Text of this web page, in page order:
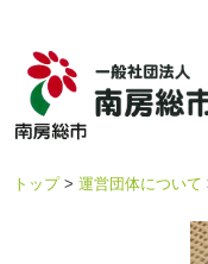
トップ 運営団体について